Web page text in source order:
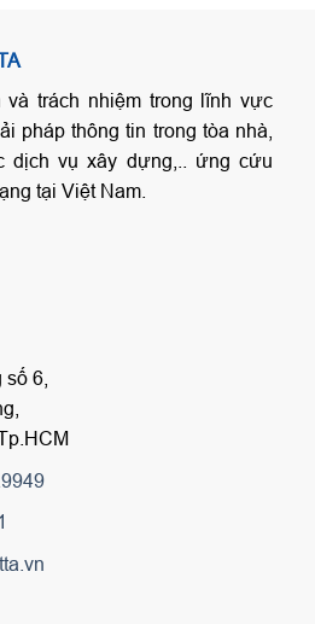
và trách nhiệm trong lĩnh vực
pháp thông tin trong tòa nhà,
dịch vụ xây dựng,.. ứng cứu
tại Việt Nam.
6,